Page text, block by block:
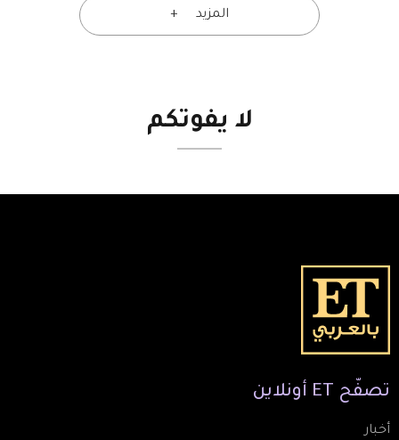
المزيد
لا يفوتكم
تصفّح ET أونلاين
أخبار